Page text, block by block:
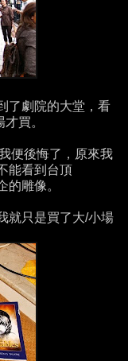
了劇院的大堂，看
買。
便後悔了，原來我
能看到台頂
的雕像。
就只是買了大/小場